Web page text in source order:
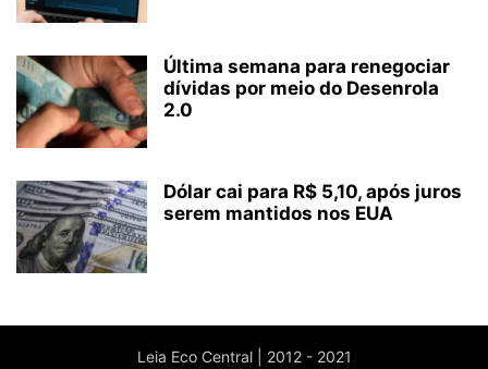
Última semana para renegociar
dívidas por meio do Desenrola
2.0
Dólar cai para R$ 5,10, após juros
serem mantidos nos EUA
Leia Eco Central | 2012 - 2021